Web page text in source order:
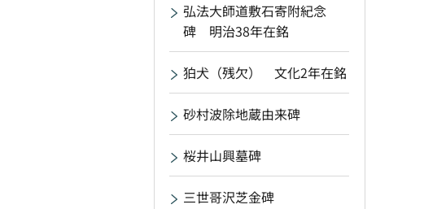
弘法大師道敷石寄附紀念
碑 明治38年在銘
狛犬（残欠） 文化2年在銘
砂村波除地蔵由来碑
桜井山興墓碑
三世哥沢芝金碑